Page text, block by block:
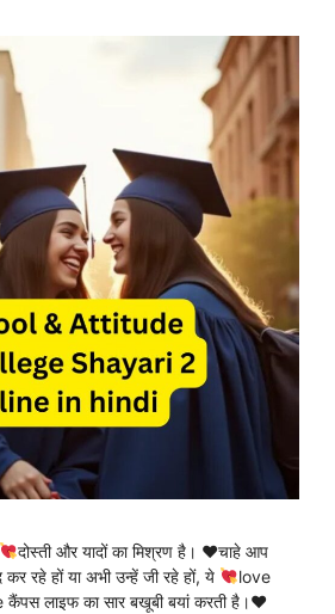
दोस्ती और यादों का मिश्रण है। ♥चाहे आप
रहे हों या अभी उन्हें जी रहे हों, ये
love
लाइफ का सार बखूबी बयां करती है।♥